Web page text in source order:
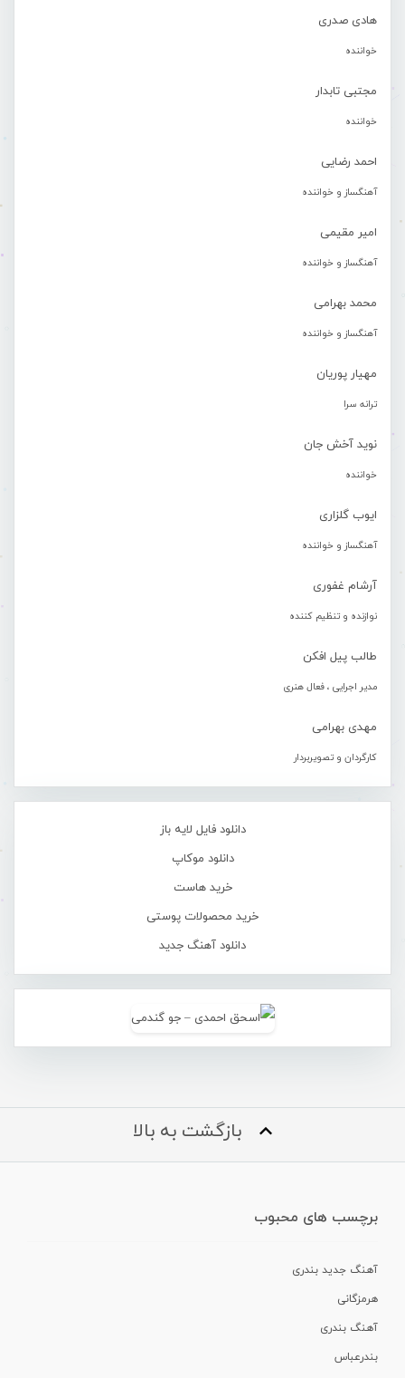
هادی صدری
خواننده
مجتبی تابدار
خواننده
احمد رضایی
آهنگساز و خواننده
امیر مقیمی
آهنگساز و خواننده
محمد بهرامی
آهنگساز و خواننده
مهیار پوریان
ترانه سرا
نوید آخش جان
خواننده
ایوب گلزاری
آهنگساز و خواننده
آرشام غفوری
نوازنده و تنظیم کننده
طالب پیل افکن
مدیر اجرایی ، فعال هنری
مهدی بهرامی
کارگردان و تصویربردار
دانلود فایل لایه باز
دانلود موکاپ
خرید هاست
خرید محصولات پوستی
دانلود آهنگ جدید
بازگشت به بالا
برچسب های محبوب
آهنگ جدید بندری
هرمزگانی
آهنگ بندری
بندرعباس